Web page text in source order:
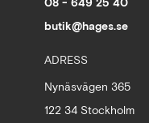
butik@hages.se
ADRESS
Nynäsvägen 365
122 34 Stockholm